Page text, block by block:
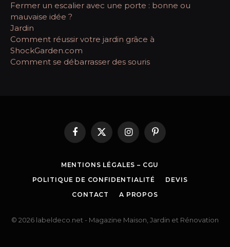
Fermer un escalier avec une porte : bonne ou
mauvaise idée ?
Jardin
Comment réussir votre jardin grâce à
ShockGarden.com
Comment se débarrasser des souris
Facebook
X
InstagramPinterest
MENTIONS LÉGALES – CGU
POLITIQUE DE CONFIDENTIALITÉ
DEVIS
CONTACT
A PROPOS
© 2026 labeldeco.net - Magazine Maison, Jardin et Rénovation